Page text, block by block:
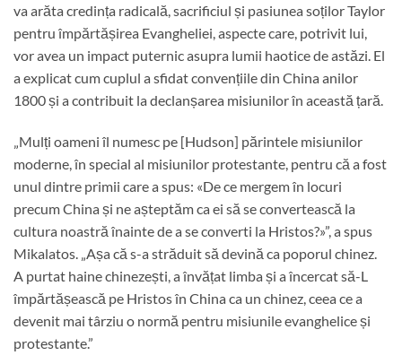
va arăta credința radicală, sacrificiul și pasiunea soților Taylor
pentru împărtășirea Evangheliei, aspecte care, potrivit lui,
vor avea un impact puternic asupra lumii haotice de astăzi. El
a explicat cum cuplul a sfidat convențiile din China anilor
1800 și a contribuit la declanșarea misiunilor în această țară.
„Mulți oameni îl numesc pe [Hudson] părintele misiunilor
moderne, în special al misiunilor protestante, pentru că a fost
unul dintre primii care a spus: «De ce mergem în locuri
precum China și ne așteptăm ca ei să se convertească la
cultura noastră înainte de a se converti la Hristos?»”, a spus
Mikalatos. „Așa că s-a străduit să devină ca poporul chinez.
A purtat haine chinezești, a învățat limba și a încercat să-L
împărtășească pe Hristos în China ca un chinez, ceea ce a
devenit mai târziu o normă pentru misiunile evanghelice și
protestante.”